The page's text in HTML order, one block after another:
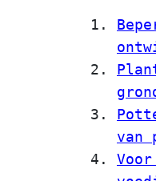
van